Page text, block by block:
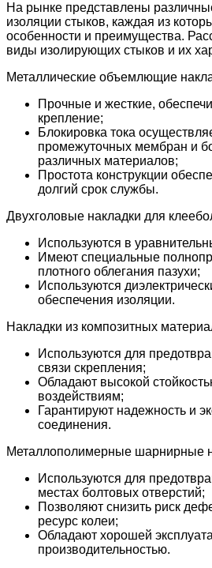
На рынке представлены
изоляции стыков, каждая из
особенности и преимущества.
виды изолирующих стыков и их
Металлические объемлющие
Прочные и жесткие,
крепление;
Блокировка тока
промежуточных мембран и
различных материалов;
Простота конструкции
долгий срок службы.
Двухголовые накладки для
Используются в
Имеют специальные
плотного облегания пазухи;
Используются
обеспечения изоляции.
Накладки из композитных
Используются для
связи скрепления;
Обладают высокой
воздействиям;
Гарантируют надежность и
соединения.
Металлополимерные шарнирные
Используются для
местах болтовых отверстий;
Позволяют снизить риск
ресурс колеи;
Обладают хорошей
производительностью.